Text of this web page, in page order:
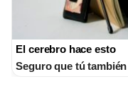
El cerebro hace esto
Seguro que tú